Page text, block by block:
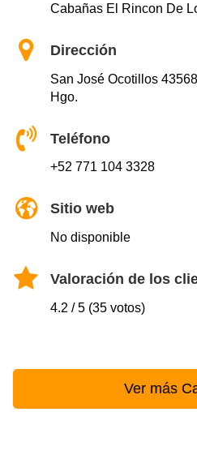
Cabañas El Rincon De
Dirección
San José Ocotillos
Hgo.
Teléfono
+52 771 104 3328
Sitio web
No disponible
Valoración de los
4.2 / 5 (35 votos)
Ver más